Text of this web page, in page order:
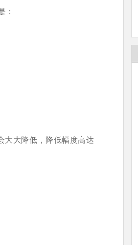
：
大大降低，降低幅度高达